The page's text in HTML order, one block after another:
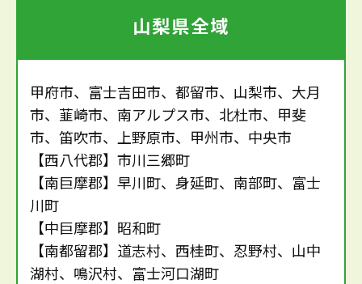
山梨県全域
甲府市、富士吉田市、都留市、山梨市、大月
市、韮崎市、南アルプス市、北杜市、甲斐
市、笛吹市、上野原市、甲州市、中央市
【西八代郡】市川三郷町
【南巨摩郡】早川町、身延町、南部町、富士
川町
【中巨摩郡】昭和町
【南都留郡】道志村、西桂町、忍野村、山中
湖村、鳴沢村、富士河口湖町